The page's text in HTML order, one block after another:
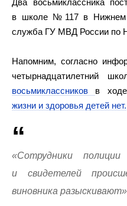
в школе №117 в Нижнем
служба ГУ МВД России по
Напомним, согласно
четырнадцатилетний
восьмиклассников в
жизни и здоровья детей нет.
«Сотрудники
и свидетелей
виновника